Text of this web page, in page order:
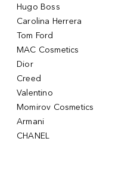
Hugo Boss
Carolina Herrera
Tom Ford
MAC Cosmetics
Dior
Creed
Valentino
Momirov Cosmetics
Armani
CHANEL